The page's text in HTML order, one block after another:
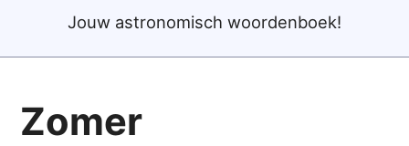
Jouw astronomisch woordenboek!
Zomer